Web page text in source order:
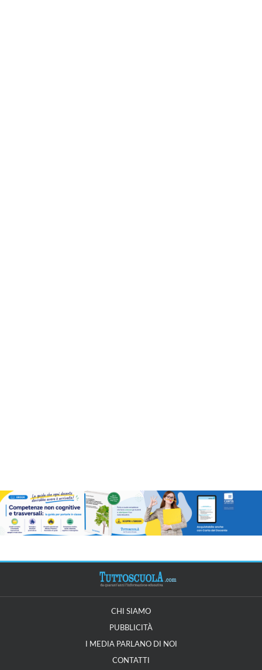
CHI SIAMO
PUBBLICITÀ
I MEDIA PARLANO DI NOI
CONTATTI